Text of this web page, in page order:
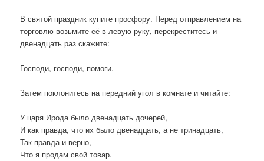
В святой праздник купите просфору. Перед отправлением на
торговлю возьмите её в левую руку, перекреститесь и
двенадцать раз скажите:
Господи, господи, помоги.
Затем поклонитесь на передний угол в комнате и читайте:
У царя Ирода было двенадцать дочерей,
И как правда, что их было двенадцать, а не тринадцать,
Так правда и верно,
Что я продам свой товар.